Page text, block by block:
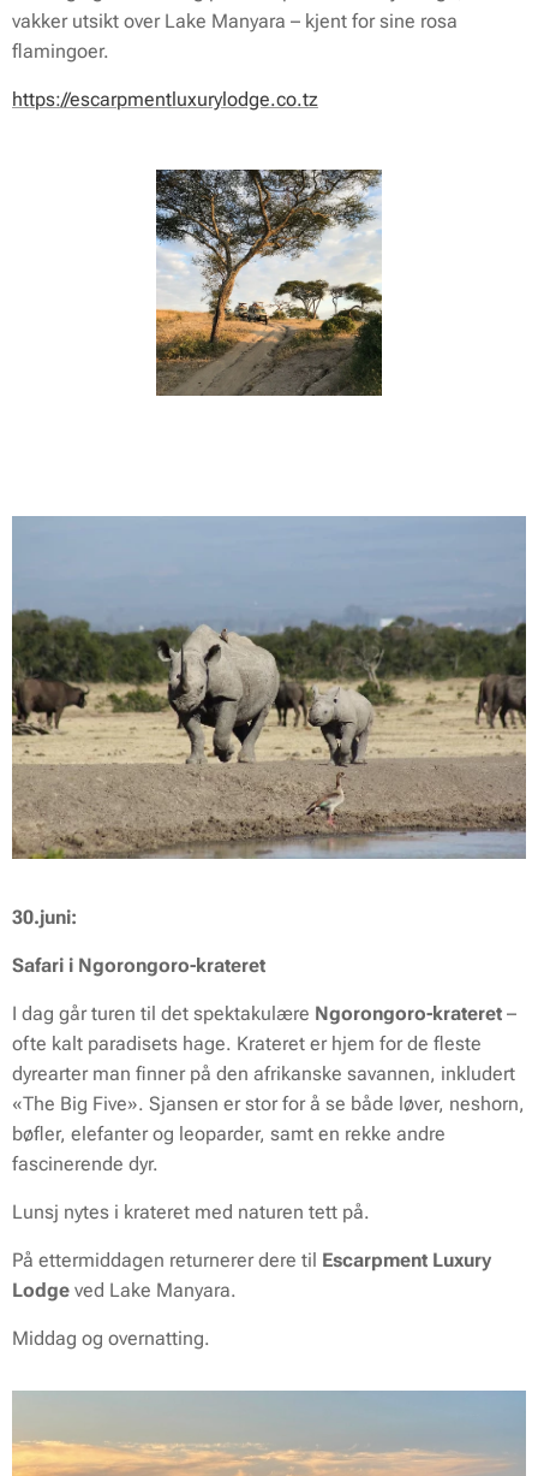
vakker utsikt over Lake Manyara – kjent for sine rosa
flamingoer.
https://escarpmentluxurylodge.co.tz
30.juni:
Safari i Ngorongoro-krateret
I dag går turen til det spektakulære Ngorongoro-krateret –
ofte kalt paradisets hage. Krateret er hjem for de fleste
dyrearter man finner på den afrikanske savannen, inkludert
«The Big Five». Sjansen er stor for å se både løver, neshorn,
bøfler, elefanter og leoparder, samt en rekke andre
fascinerende dyr.
Lunsj nytes i krateret med naturen tett på.
På ettermiddagen returnerer dere til Escarpment Luxury
Lodge ved Lake Manyara.
Middag og overnatting.